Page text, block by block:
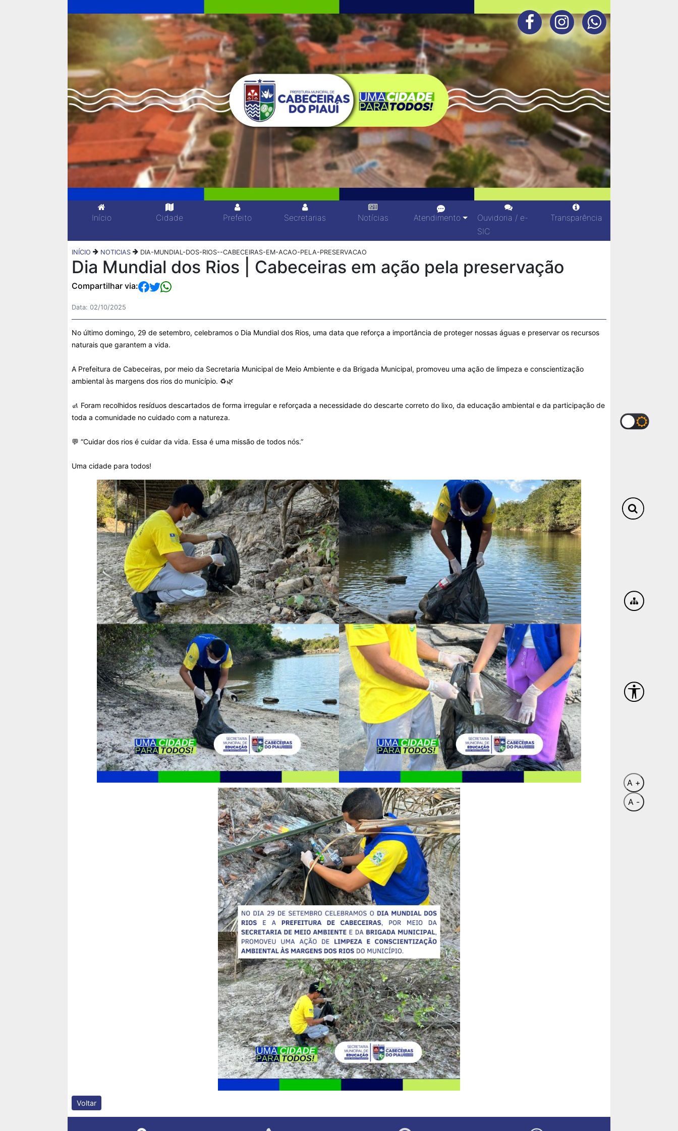
Início Cidade Prefeito Secretarias Notícias Atendimento
Ouvidoria / e-
SIC
Transparência
A +
A -
INÍCIO NOTICIAS DIA-MUNDIAL-DOS-RIOS--CABECEIRAS-EM-ACAO-PELA-PRESERVACAO
Dia Mundial dos Rios | Cabeceiras em ação pela preservação
Compartilhar via:
Data: 02/10/2025
No último domingo, 29 de setembro, celebramos o Dia Mundial dos Rios, uma data que reforça a importância de proteger nossas águas e preservar os recursos
naturais que garantem a vida.
A Prefeitura de Cabeceiras, por meio da Secretaria Municipal de Meio Ambiente e da Brigada Municipal, promoveu uma ação de limpeza e conscientização
ambiental às margens dos rios do município. ♻️🌿
🚮 Foram recolhidos resíduos descartados de forma irregular e reforçada a necessidade do descarte correto do lixo, da educação ambiental e da participação de
toda a comunidade no cuidado com a natureza.
💬 “Cuidar dos rios é cuidar da vida. Essa é uma missão de todos nós.”
Uma cidade para todos!
Voltar